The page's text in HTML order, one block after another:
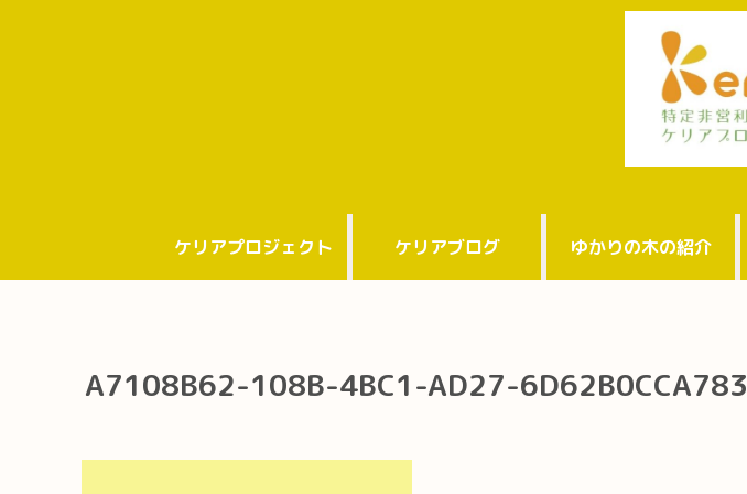
ケリアプロジェクト ケリアブログ ゆかりの木の紹介
A7108B62-108B-4BC1-AD27-6D62B0CCA783